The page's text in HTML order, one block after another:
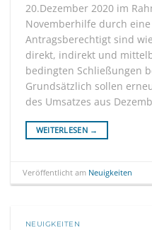
20.Dezember 2020 im
Novemberhilfe durch
Antragsberechtigt sind
direkt, indirekt und
bedingten Schließungen
Grundsätzlich sollen
des Umsatzes aus
WEITERLESEN →
Veröffentlicht am Neuigkeiten
NEUIGKEITEN